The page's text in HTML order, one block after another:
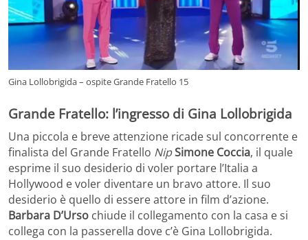
Gina Lollobrigida – ospite Grande Fratello 15
Grande Fratello: l’ingresso di Gina Lollobrigida
Una piccola e breve attenzione ricade sul concorrente e
finalista del Grande Fratello NipSimone Coccia, il quale
esprime il suo desiderio di voler portare l’Italia a
Hollywood e voler diventare un bravo attore. Il suo
desiderio è quello di essere attore in film d’azione.
Barbara D’Urso chiude il collegamento con la casa e si
collega con la passerella dove c’è Gina Lollobrigida.